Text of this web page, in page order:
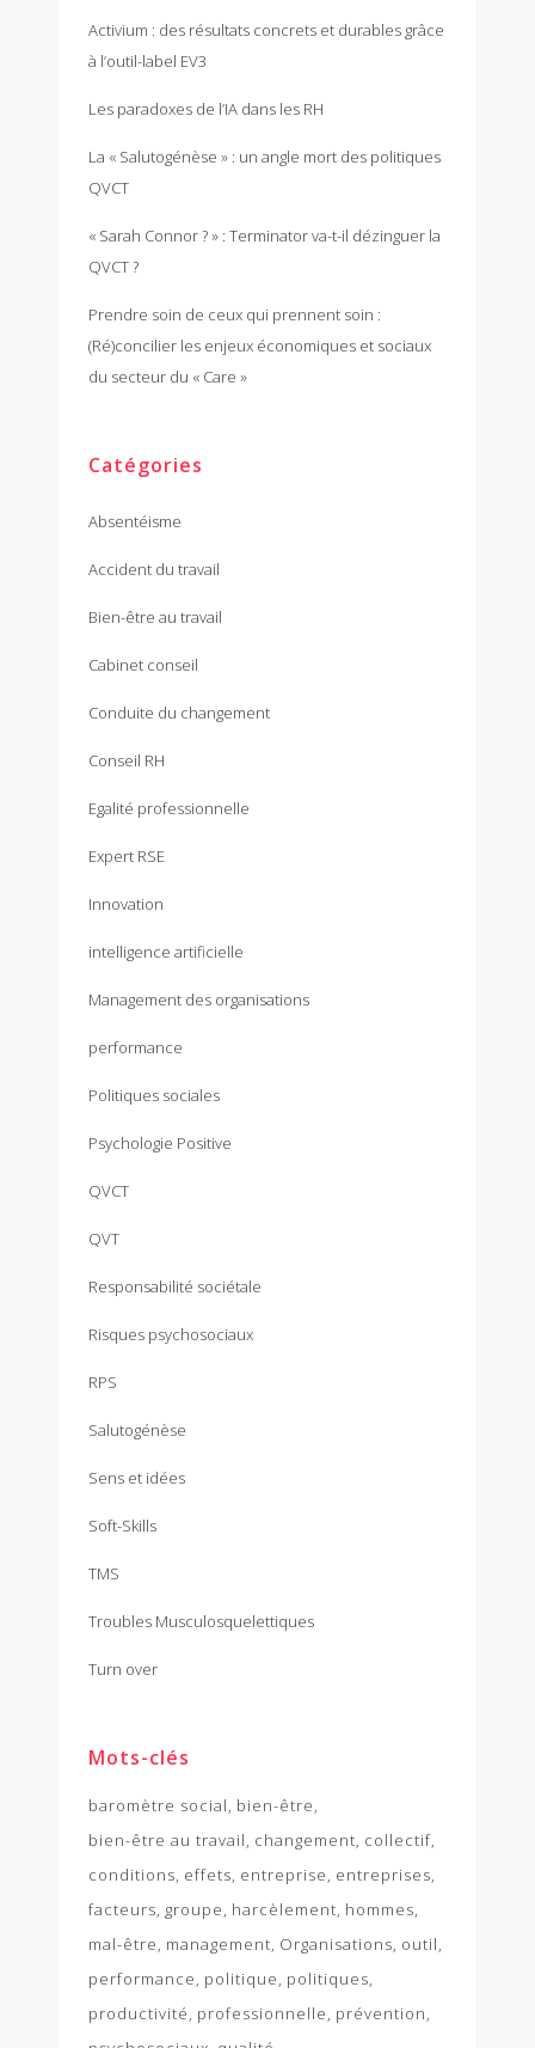
Activium : des résultats concrets et durables grâce
à l’outil-label EV3
Les paradoxes de l’IA dans les RH
La « Salutogénèse » : un angle mort des politiques
QVCT
« Sarah Connor ? » : Terminator va-t-il dézinguer la
QVCT ?
Prendre soin de ceux qui prennent soin :
(Ré)concilier les enjeux économiques et sociaux
du secteur du « Care »
Catégories
Absentéisme
Accident du travail
Bien-être au travail
Cabinet conseil
Conduite du changement
Conseil RH
Egalité professionnelle
Expert RSE
Innovation
intelligence artificielle
Management des organisations
performance
Politiques sociales
Psychologie Positive
QVCT
QVT
Responsabilité sociétale
Risques psychosociaux
RPS
Salutogénèse
Sens et idées
Soft-Skills
TMS
Troubles Musculosquelettiques
Turn over
Mots-clés
baromètre social bien-être
bien-être au travail changement collectif
conditions effets entreprise entreprises
facteurs groupe harcèlement hommes
mal-être management Organisations outil
performance politique politiques
productivité professionnelle prévention